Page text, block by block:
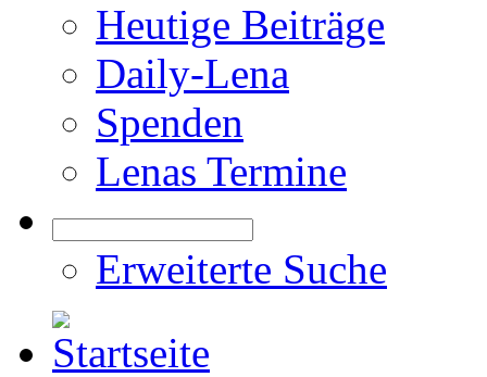
Heutige Beiträge
Daily-Lena
Spenden
Lenas Termine
Erweiterte Suche